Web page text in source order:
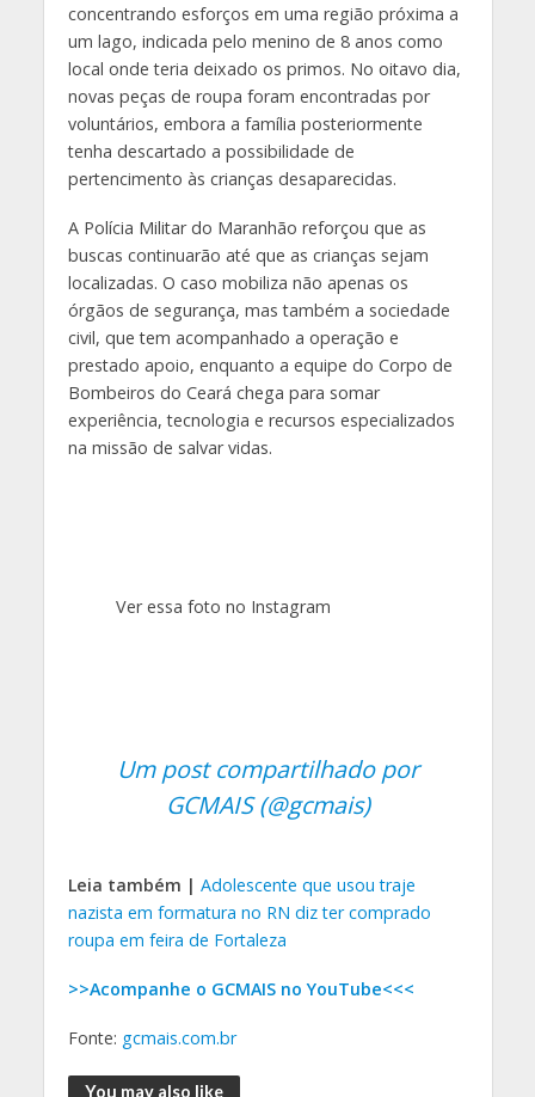
concentrando esforços em uma região próxima a
um lago, indicada pelo menino de 8 anos como
local onde teria deixado os primos. No oitavo dia,
novas peças de roupa foram encontradas por
voluntários, embora a família posteriormente
tenha descartado a possibilidade de
pertencimento às crianças desaparecidas.
A Polícia Militar do Maranhão reforçou que as
buscas continuarão até que as crianças sejam
localizadas. O caso mobiliza não apenas os
órgãos de segurança, mas também a sociedade
civil, que tem acompanhado a operação e
prestado apoio, enquanto a equipe do Corpo de
Bombeiros do Ceará chega para somar
experiência, tecnologia e recursos especializados
na missão de salvar vidas.
Ver essa foto no Instagram
Um post compartilhado por
GCMAIS (@gcmais)
Leia também | Adolescente que usou traje
nazista em formatura no RN diz ter comprado
roupa em feira de Fortaleza
>>Acompanhe o GCMAIS no YouTube<<<
Fonte: gcmais.com.br
You may also like